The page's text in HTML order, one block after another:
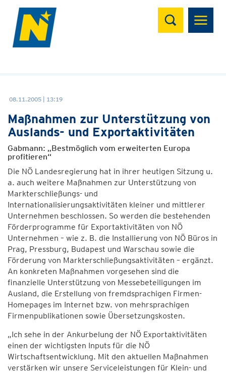
Suchen
08.11.2005 | 13:19
Maßnahmen zur Unterstützung von
Auslands- und Exportaktivitäten
Gabmann: „Bestmöglich vom erweiterten Europa
profitieren“
Die NÖ Landesregierung hat in ihrer heutigen Sitzung u.
a. auch weitere Maßnahmen zur Unterstützung von
Markterschließungs- und
Internationalisierungsaktivitäten kleiner und mittlerer
Unternehmen beschlossen. So werden die bestehenden
Förderprogramme für Exportaktivitäten von NÖ
Unternehmen – wie z. B. die Installierung von NÖ Büros in
Prag, Pressburg, Budapest und Warschau sowie die
Förderung von Markterschließungsaktivitäten – ergänzt.
An konkreten Maßnahmen vorgesehen sind die
finanzielle Unterstützung von Messebeteiligungen im
Ausland, die Erstellung von fremdsprachigen Firmen-
Homepages im Internet bzw. von mehrsprachigen
Firmenpublikationen sowie Übersetzungskosten.
„Ich sehe in der Ankurbelung der NÖ Exportaktivitäten
einen der wichtigsten Inputs für die NÖ
Wirtschaftsentwicklung. Mit den aktuellen Maßnahmen
verstärken wir unsere Serviceleistungen für Klein- und